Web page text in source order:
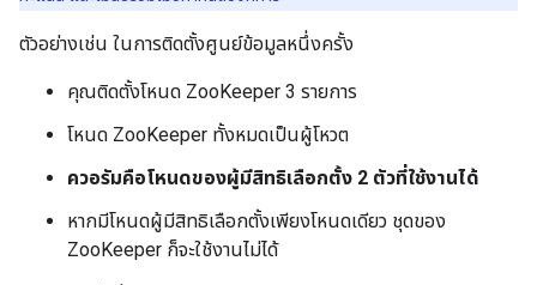
ตัวอย่างเช่น ในการติดตั้งศูนย์ข้อมูลหนึ่งครั้ง
คุณติดตั้งโหนด ZooKeeper 3 รายการ
โหนด ZooKeeper ทั้งหมดเป็นผู้โหวต
ควอรัมคือโหนดของผู้มีสิทธิเลือกตั้ง 2 ตัวที่ใช้งานได้
หากมีโหนดผู้มีสิทธิเลือกตั้งเพียงโหนดเดียว ชุดของ
ZooKeeper ก็จะใช้งานไม่ได้